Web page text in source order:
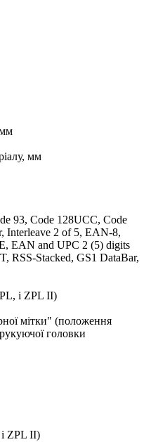
мм
93, Code 128UCC, Code
Interleave 2 of 5, EAN-8,
EAN and UPC 2 (5) digits
RSS-Stacked, GS1 DataBar,
і ZPL II)
мітки" (положення
головки
ZPL II)